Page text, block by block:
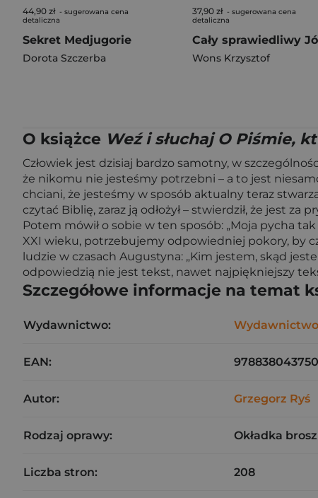
44,90 zł - sugerowana cena
detaliczna
Sekret Medjugorie
Dorota Szczerba
37,90 zł - sugerowana cena
detaliczna
Wons Krzysztof
O książce Weź i słuchaj O Piśmie,
Człowiek jest dzisiaj bardzo samotny, w
że nikomu nie jesteśmy potrzebni – a to jest
chciani, że jesteśmy w sposób aktualny teraz
czytać Biblię, zaraz ją odłożył – stwierdził, że jest
Potem mówił o sobie w ten sposób: „Moja pycha
XXI wieku, potrzebujemy odpowiedniej pokory, by
ludzie w czasach Augustyna: „Kim jestem, skąd
odpowiedzią nie jest tekst, nawet najpiękniejszy
Szczegółowe informacje na temat
Wydawnictwo:
EAN:
Autor: Grzegorz Ryś
Rodzaj oprawy: Okładka
Liczba stron: 208